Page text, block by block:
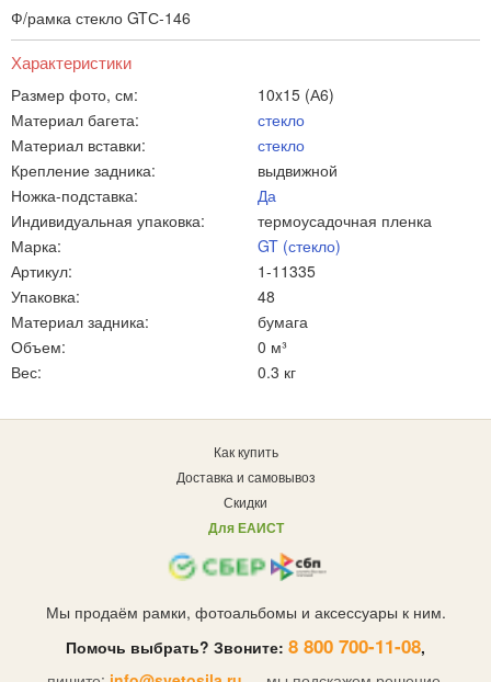
Ф/рамка стекло GTС-146
Характеристики
Размер фото, см:
10x15 (А6)
Материал багета:
стекло
Материал вставки:
стекло
Крепление задника:
выдвижной
Ножка-подставка:
Да
Индивидуальная упаковка:
термоусадочная пленка
Марка:
GT (стекло)
Артикул:
1-11335
Упаковка:
48
Материал задника:
бумага
Объем:
0 м³
Вес:
0.3 кг
Как купить
Доставка и самовывоз
Скидки
Для ЕАИСТ
Мы продаём рамки, фотоальбомы и аксессуары к ним.
Помочь выбрать? Звоните: 8 800 700-11-08,